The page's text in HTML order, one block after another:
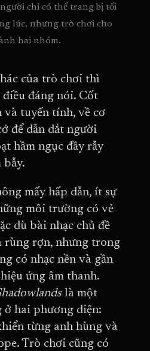
chỉ có thể trang bị tối
lúc, nhưng trò chơi cho
hai nhóm.
của trò chơi thì
đáng nói. Cốt
và tuyến tính, về cơ
để dẫn dắt người
hầm ngục đầy rẫy
bẫy.
mấy hấp dẫn, ít sự
môi trường có vẻ
dù bài nhạc chủ đề
rùng rợn, nhưng trong
có nhạc nền và gần
ứng âm thanh.
là một
ở hai phương diện:
từng anh hùng và
Trò chơi cũng có